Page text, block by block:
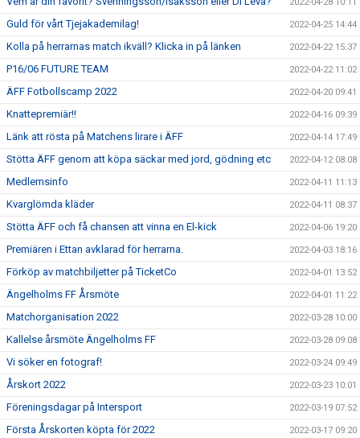
Guld för vårt Tjejakademilag! 2022-04-25 14:44
Kolla på herrarnas match ikväll? Klicka in på länken 2022-04-22 15:37
P16/06 FUTURE TEAM 2022-04-22 11:02
ÄFF Fotbollscamp 2022 2022-04-20 09:41
Knattepremiär!! 2022-04-16 09:39
Länk att rösta på Matchens lirare i ÄFF 2022-04-14 17:49
Stötta ÄFF genom att köpa säckar med jord, gödning etc 2022-04-12 08:08
Medlemsinfo 2022-04-11 11:13
Kvarglömda kläder 2022-04-11 08:37
Stötta ÄFF och få chansen att vinna en El-kick 2022-04-06 19:20
Premiären i Ettan avklarad för herrarna. 2022-04-03 18:16
Förköp av matchbiljetter på TicketCo 2022-04-01 13:52
Ängelholms FF Årsmöte 2022-04-01 11:22
Matchorganisation 2022 2022-03-28 10:00
Kallelse årsmöte Ängelholms FF 2022-03-28 09:08
Vi söker en fotograf! 2022-03-24 09:49
Årskort 2022 2022-03-23 10:01
Föreningsdagar på Intersport 2022-03-19 07:52
Första Årskorten köpta för 2022 2022-03-17 09:20